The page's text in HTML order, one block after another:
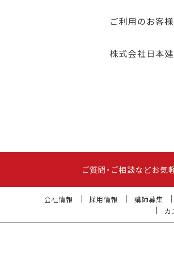
ご利用のお客
株式会社日本
ご質問・ご相談などお気
会社情報 採用情報 講師募集
カ